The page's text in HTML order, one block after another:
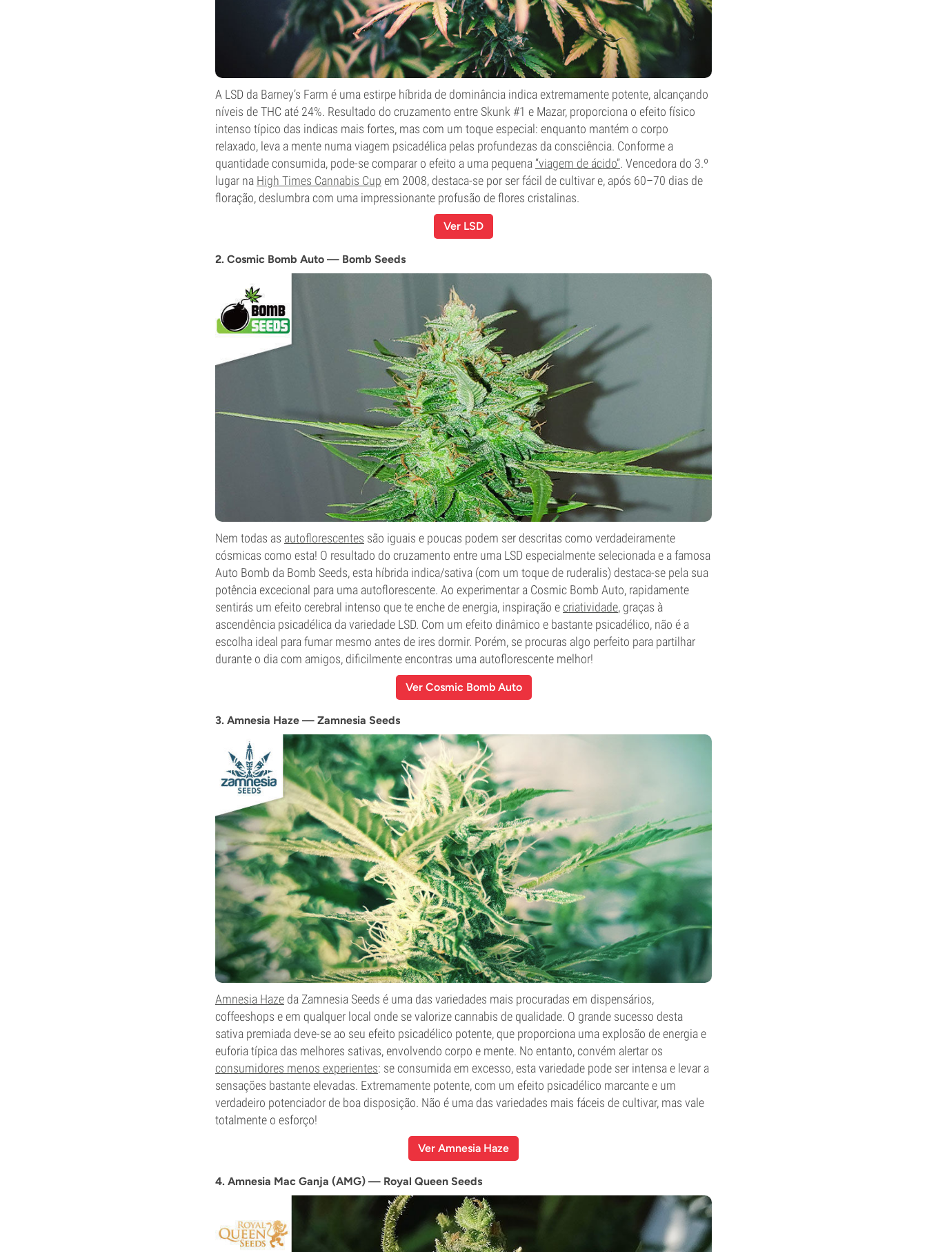
A LSD da Barney’s Farm é uma estirpe híbrida de dominância indica extremamente potente, alcançando
níveis de THC até 24%. Resultado do cruzamento entre Skunk #1 e Mazar, proporciona o efeito físico
intenso típico das indicas mais fortes, mas com um toque especial: enquanto mantém o corpo
relaxado, leva a mente numa viagem psicadélica pelas profundezas da consciência. Conforme a
quantidade consumida, pode-se comparar o efeito a uma pequena “viagem de ácido”. Vencedora do 3.º
lugar na High Times Cannabis Cup em 2008, destaca-se por ser fácil de cultivar e, após 60–70 dias de
floração, deslumbra com uma impressionante profusão de flores cristalinas.
Ver LSD
2. Cosmic Bomb Auto — Bomb Seeds
Nem todas as autoflorescentes são iguais e poucas podem ser descritas como verdadeiramente
cósmicas como esta! O resultado do cruzamento entre uma LSD especialmente selecionada e a famosa
Auto Bomb da Bomb Seeds, esta híbrida indica/sativa (com um toque de ruderalis) destaca-se pela sua
potência excecional para uma autoflorescente. Ao experimentar a Cosmic Bomb Auto, rapidamente
sentirás um efeito cerebral intenso que te enche de energia, inspiração ecriatividade, graças à
ascendência psicadélica da variedade LSD. Com um efeito dinâmico e bastante psicadélico, não é a
escolha ideal para fumar mesmo antes de ires dormir. Porém, se procuras algo perfeito para partilhar
durante o dia com amigos, dificilmente encontras uma autoflorescente melhor!
Ver Cosmic Bomb Auto
3. Amnesia Haze — Zamnesia Seeds
Amnesia Haze da Zamnesia Seeds é uma das variedades mais procuradas em dispensários,
coffeeshops e em qualquer local onde se valorize cannabis de qualidade. O grande sucesso desta
sativa premiada deve-se ao seu efeito psicadélico potente, que proporciona uma explosão de energia e
euforia típica das melhores sativas, envolvendo corpo e mente. No entanto, convém alertar os
consumidores menos experientes: se consumida em excesso, esta variedade pode ser intensa e levar a
sensações bastante elevadas. Extremamente potente, com um efeito psicadélico marcante e um
verdadeiro potenciador de boa disposição. Não é uma das variedades mais fáceis de cultivar, mas vale
totalmente o esforço!
Ver Amnesia Haze
4. Amnesia Mac Ganja (AMG) — Royal Queen Seeds